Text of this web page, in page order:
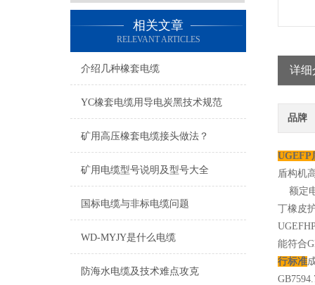
相关文章
RELEVANT ARTICLES
介绍几种橡套电缆
YC橡套电缆用导电炭黑技术规范
矿用高压橡套电缆接头做法？
矿用电缆型号说明及型号大全
国标电缆与非标电缆问题
WD-MYJY是什么电缆
防海水电缆及技术难点攻克
详细
品牌
UGEFP
盾构机
额定电
丁橡皮
能符合
行标准